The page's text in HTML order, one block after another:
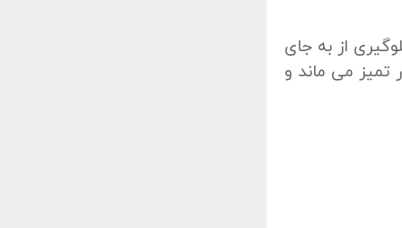
از به جای
تمیز می ماند و